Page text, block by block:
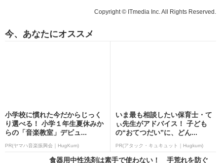
Copyright © ITmedia Inc. All Rights Reserved.
今、あなたにオススメ
小学校に慣れた今だからじっく
り選べる！ 小学１年生夏休みか
らの「音楽教室」デビュ...
PR(ヤマハ音楽振興会｜HugKum)
いま最も相談したい保育士・て
ぃ先生がアドバイス！ 子ども
の“おてつだい”に、どん...
PR(アタック・キュキュット｜Hugkum)
食器用中性洗剤は素手で使わない！ 手荒れを防ぐ